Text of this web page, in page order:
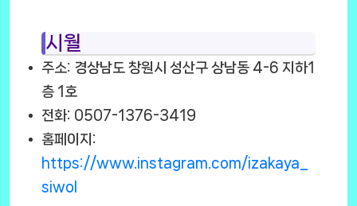
시월
주소: 경상남도 창원시 성산구 상남동 4-6 지하1
층 1호
전화: 0507-1376-3419
홈페이지:
https://www.instagram.com/izakaya_
siwol